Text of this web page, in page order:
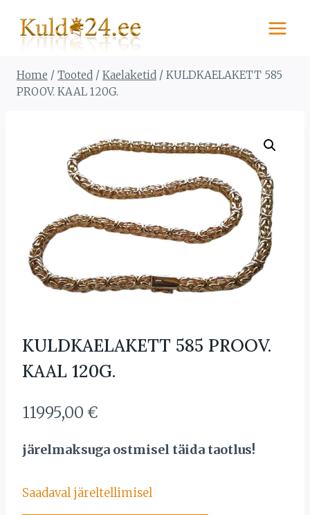
content
Home / Tooted / Kaelaketid / KULDKAELAKETT 585
PROOV. KAAL 120G.
KULDKAELAKETT 585 PROOV.
KAAL 120G.
11995,00 €
järelmaksuga ostmisel täida taotlus!
Saadaval järeltellimisel